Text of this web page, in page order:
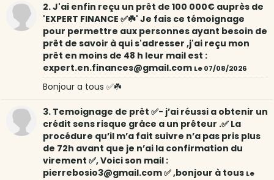
2. J'ai enfin reçu un prêt de 100 000€ auprès de
'EXPERT FINANCE ✅☘️' Je fais ce témoignage
pour permettre aux personnes ayant besoin de
prêt de savoir à qui s'adresser ,j'ai reçu mon
prêt en moins de 48 h leur mail est :
expert.en.finances@gmail.com Le 07/08/2026
Bonjour a tous ✅☘️
3. Temoignage de prêt ✅- j’ai réussi a obtenir un
crédit sens risque grâce a un prêteur .✅ La
procédure qu’il m’a fait suivre n’a pas pris plus
de 72h avant que je n’ai la confirmation du
virement ✅, Voici son mail :
pierrebosio3@gmail.com ✅ ,bonjour à tous Le